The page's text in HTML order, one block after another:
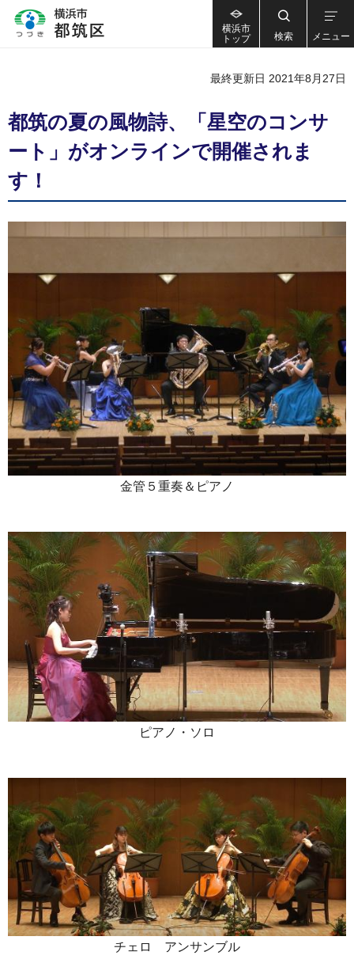
横浜市
トップ
検索 メニュー
最終更新日 2021年8月27日
都筑の夏の風物詩、「星空のコンサ
ート」がオンラインで開催されま
す！
金管５重奏＆ピアノ
ピアノ・ソロ
チェロ アンサンブル